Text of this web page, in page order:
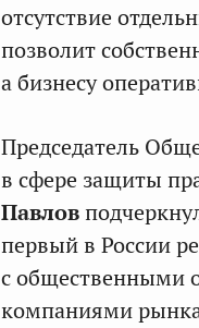
отсутствие
позволит
а бизнесу
Председатель
в сфере защиты
Павлов
первый в России
с общественными
компаниями